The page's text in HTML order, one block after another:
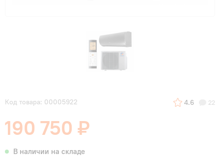
Код товара: 00005922 4.6 22
190 750 ₽
В наличии на складе